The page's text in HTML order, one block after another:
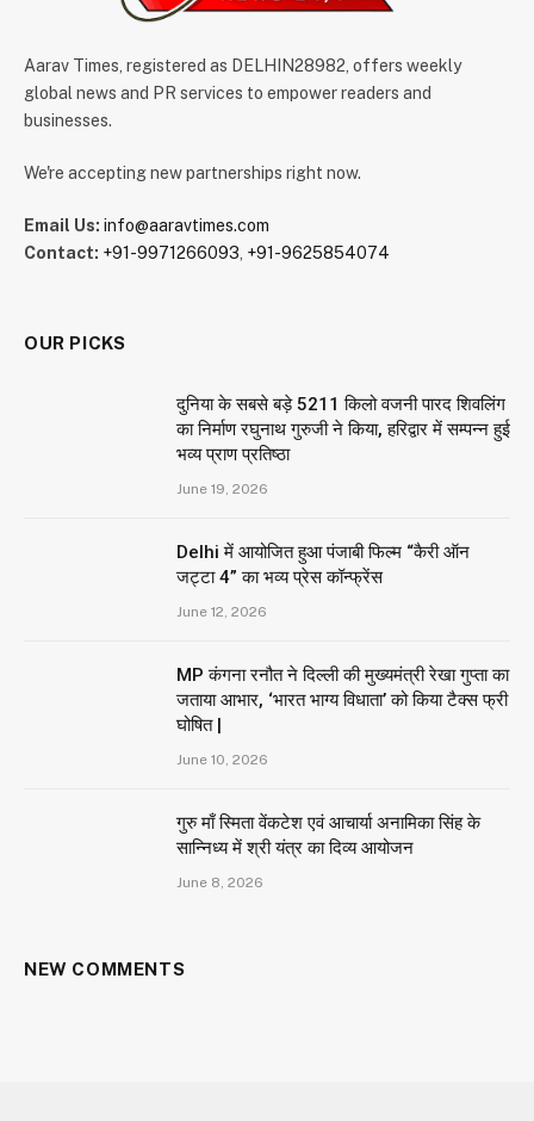
Aarav Times, registered as DELHIN28982, offers weekly
global news and PR services to empower readers and
businesses.
We're accepting new partnerships right now.
Email Us: info@aaravtimes.com
Contact: +91-9971266093, +91-9625854074
OUR PICKS
दुनिया के सबसे बड़े 5211 किलो वजनी पारद शिवलिंग
का निर्माण रघुनाथ गुरुजी ने किया, हरिद्वार में सम्पन्न हुई
भव्य प्राण प्रतिष्ठा
June 19, 2026
Delhi में आयोजित हुआ पंजाबी फिल्म “कैरी ऑन
जट्टा 4” का भव्य प्रेस कॉन्फ्रेंस
June 12, 2026
MP कंगना रनौत ने दिल्ली की मुख्यमंत्री रेखा गुप्ता का
जताया आभार, ‘भारत भाग्य विधाता’ को किया टैक्स फ्री
घोषित |
June 10, 2026
गुरु माँ स्मिता वेंकटेश एवं आचार्या अनामिका सिंह के
सान्निध्य में श्री यंत्र का दिव्य आयोजन
June 8, 2026
NEW COMMENTS